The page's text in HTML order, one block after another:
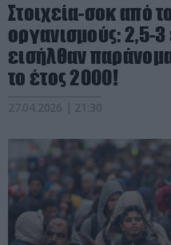
Στοιχεία-σοκ από
οργανισμούς: 2,5-3
εισήλθαν
το έτος 2000!
27.04.2026 | 21:30